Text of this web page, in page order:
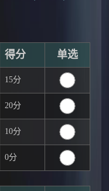
得分 单选
15分
20分
10分
0分